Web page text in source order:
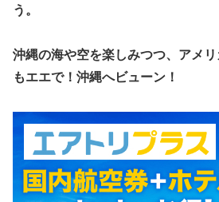
う。
沖縄の海や空を楽しみつつ、アメ
もエエで！沖縄へビューン！